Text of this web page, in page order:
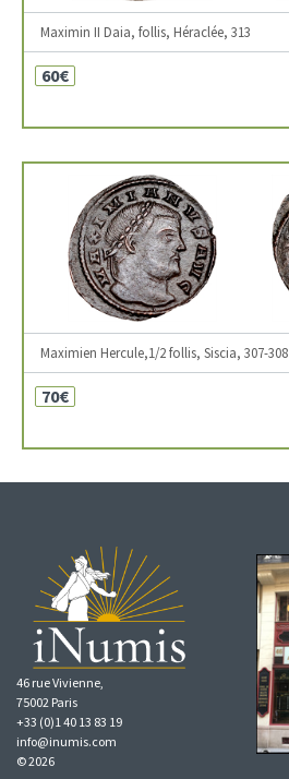
Maximin II Daia, follis, Héraclée, 313
60€
Maximien Hercule,1/2 follis, Siscia, 307-308
70€
46 rue Vivienne,
75002 Paris
+33 (0)1 40 13 83 19
info@inumis.com
© 2026